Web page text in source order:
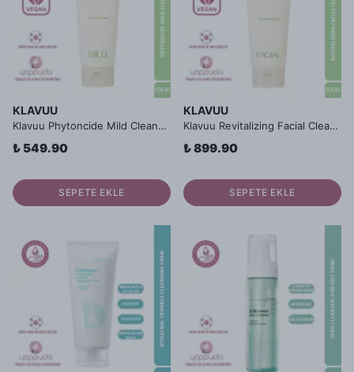
KLAVUU
Klavuu Phytoncide Mild Cleansing Foam - Hassas Ciltlere Uygun, Kurutmayan Fitonsit İçerikli Vegan Köpük Temizleyici
₺ 549.90
SEPETE EKLE
KLAVUU
Klavuu Revitalizing Facial Cleansing Foam - Mikro Kabarcıklarla Derinlemesine Temizlik Sağlayan Vegan Temizleme Köpüğü
₺ 899.90
SEPETE EKLE